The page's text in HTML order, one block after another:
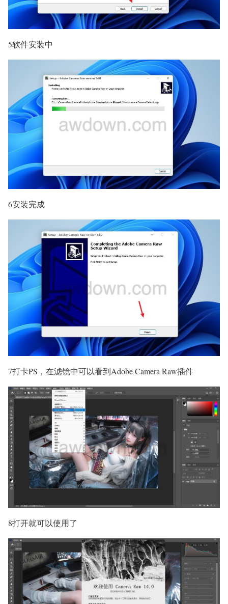
5软件安装中
6安装完成
7打卡PS，在滤镜中可以看到Adobe Camera Raw插件
8打开就可以使用了